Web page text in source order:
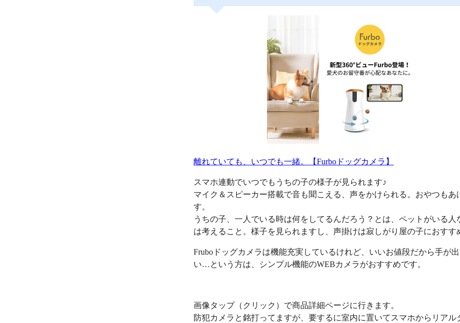
離れていても、いつでも一緒。【Furboドッグカメラ】
スマホ連動でいつでもうちの子の様子が見られます♪
マイク＆スピーカー搭載で音も聞こえる、声をかけられる。おやつもあ
す。
うちの子、一人でいる時は何をしてるんだろう？とは、ペットがいる人
は考えること。様子を見られますし、声掛けは寂しがり屋の子におすす
Fruboドッグカメラは機能充実しているけれど、いいお値段だから手が出
い…という方は、シンプル機能のWEBカメラがおすすめです。
画像タップ（クリック）で商品詳細ページに行きます。
防犯カメラと銘打ってますが、要するに室内に置いてスマホからリアル